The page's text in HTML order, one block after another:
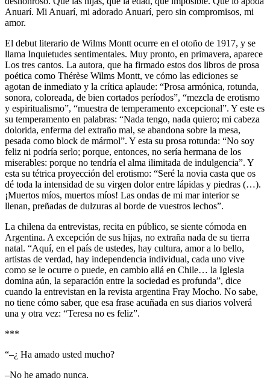
Anuarí. Mi Anuarí, mi adorado Anuarí, pero sin compromisos, mi
amor.
El debut literario de Wilms Montt ocurre en el otoño de 1917, y se
llama Inquietudes sentimentales. Muy pronto, en primavera, aparece
Los tres cantos. La autora, que ha firmado estos dos libros de prosa
poética como Thérèse Wilms Montt, ve cómo las ediciones se
agotan de inmediato y la crítica aplaude: “Prosa armónica, rotunda,
sonora, coloreada, de bien cortados períodos”, “mezcla de erotismo
y espiritualismo”, “muestra de temperamento excepcional”. Y este es
su temperamento en palabras: “Nada tengo, nada quiero; mi cabeza
dolorida, enferma del extraño mal, se abandona sobre la mesa,
pesada como block de mármol”. Y esta su prosa rotunda: “No soy
feliz ni podría serlo; porque, entonces, no sería hermana de los
miserables: porque no tendría el alma ilimitada de indulgencia”. Y
esta su tétrica proyección del erotismo: “Seré la novia casta que os
dé toda la intensidad de su virgen dolor entre lápidas y piedras (…).
¡Muertos míos, muertos míos! Las ondas de mi mar interior se
llenan, preñadas de dulzuras al borde de vuestros lechos”.
La chilena da entrevistas, recita en público, se siente cómoda en
Argentina. A excepción de sus hijas, no extraña nada de su tierra
natal. “Aquí, en el país de ustedes, hay cultura, amor a lo bello,
artistas de verdad, hay independencia individual, cada uno vive
como se le ocurre o puede, en cambio allá en Chile… la Iglesia
domina aún, la separación entre la sociedad es profunda”, dice
cuando la entrevistan en la revista argentina Fray Mocho. No sabe,
no tiene cómo saber, que esa frase acuñada en sus diarios volverá
una y otra vez: “Teresa no es feliz”.
***
“–¿ Ha amado usted mucho?
–No he amado nunca.